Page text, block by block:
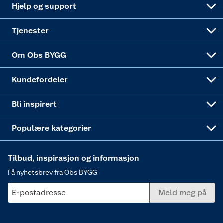
Hjelp og support
Tjenester
Om Obs BYGG
Kundefordeler
Bli inspirert
Populære kategorier
Tilbud, inspirasjon og informasjon
Få nyhetsbrev fra Obs BYGG
E-postadresse Meld meg på